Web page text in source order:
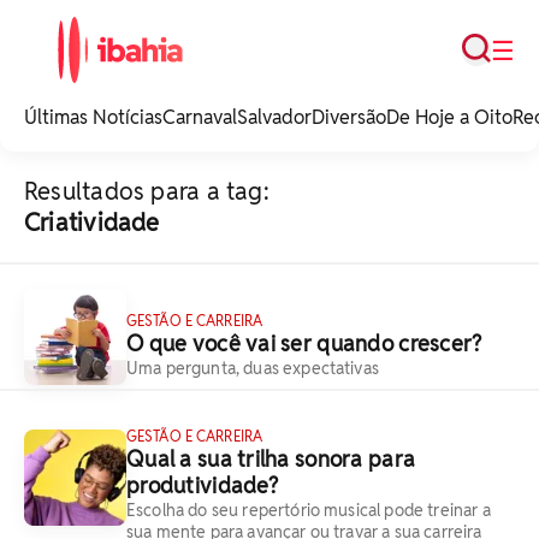
noticias e
☰
Busca
Últimas NotíciasCarnavalSalvadorDiversãoDe Hoje a Oito
Resultados para a tag:
Criatividade
GESTÃO E CARREIRA
O que você vai ser quando crescer?
Uma pergunta, duas expectativas
GESTÃO E CARREIRA
Qual a sua trilha sonora para
produtividade?
Escolha do seu repertório musical pode treinar a
sua mente para avançar ou travar a sua carreira